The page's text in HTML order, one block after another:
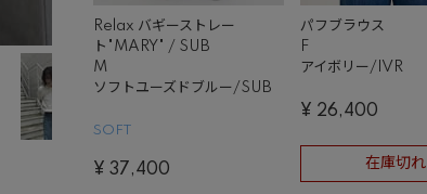
Relax バギーストレー
ト"MARY" / SUB
M
ソフトユーズドブルー/SUB
SOFT
¥ 37,400
パフブラウス
F
アイボリー/IVR
¥ 26,400
在庫切れ